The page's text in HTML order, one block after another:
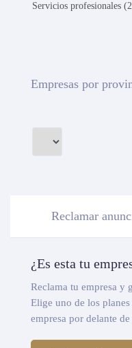
Servicios profesionales
Empresas por
Reclamar
¿Es esta tu
Reclama tu empresa y
Elige uno de los
empresa por delante